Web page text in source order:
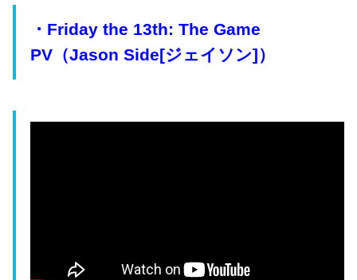
・Friday the 13th: The Game
PV（Jason Side[ジェイソン]）